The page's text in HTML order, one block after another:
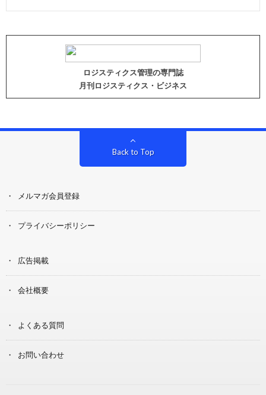
ロジスティクス管理の専門誌
月刊ロジスティクス・ビジネス
Back to Top
メルマガ会員登録
プライバシーポリシー
広告掲載
会社概要
よくある質問
お問い合わせ